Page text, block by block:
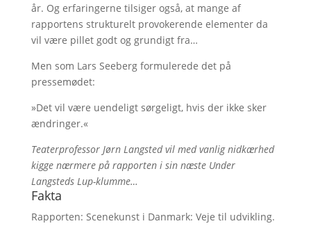
år. Og erfaringerne tilsiger også, at mange af
rapportens strukturelt provokerende elementer da
vil være pillet godt og grundigt fra…
Men som Lars Seeberg formulerede det på
pressemødet:
»Det vil være uendeligt sørgeligt, hvis der ikke sker
ændringer.«
Teaterprofessor Jørn Langsted vil med vanlig nidkærhed
kigge nærmere på rapporten i sin næste Under
Langsteds Lup-klumme…
Fakta
Rapporten: Scenekunst i Danmark: Veje til udvikling.